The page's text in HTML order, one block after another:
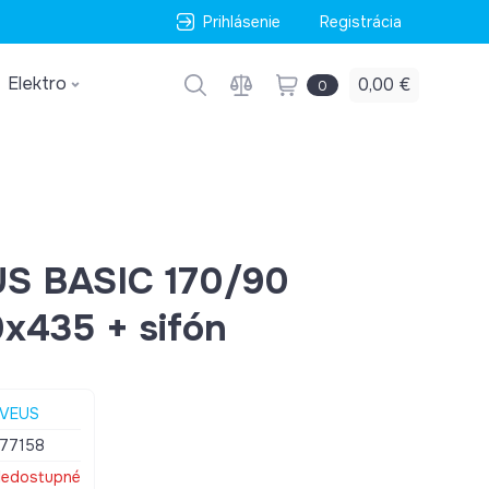
Prihlásenie Registrácia
Elektro 0 0,00 €
BASIC 170/90
+ sifón